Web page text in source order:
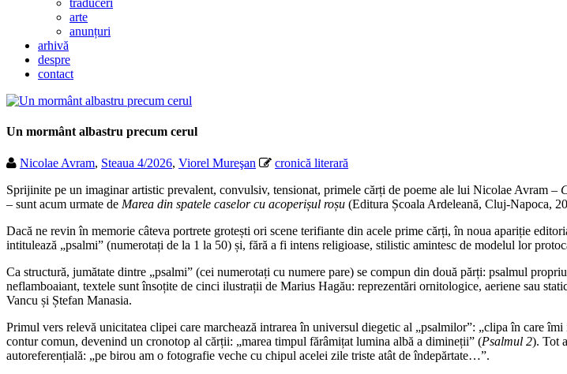
traduceri
arte
anunțuri
arhivă
despre
contact
Un mormânt albastru precum cerul
Nicolae Avram, Steaua 4/2026, Viorel Mureşan
cronică literară
Sprijinite pe un imaginar artistic prevalent, convulsiv, tensionat, primele cărți de poeme ale lui Nicolae Avram –
– sunt acum urmate de Marea din spatele caselor cu acoperișul roșu (Editura Școala Ardeleană, Cluj-Napoca,
Dacă ne revin în memorie câteva portrete grotești ori scene terifiante din acele prime cărți, în noua apariție
intitulează „psalmi” (numerotați de la 1 la 50) și, fără a fi intens religioase, stilistic amintesc de modelul lor
Ca structură, jumătate dintre „psalmi” (cei numerotați cu numere pare) se compun din două părți: psalmul
neflamboaiant, textele sunt însoțite de cinci ilustrații de Marius Hagău: reprezentări ornitologice, aeriene sau
Vancu și Ștefan Manasia.
Primul vers relevă unicitatea clipei care marchează intrarea în universul diegetic al „psalmilor”: „clipa în care
contur comun, devenind un cronotop al cărții: „marea timpul fărâmițat lumina albă a dimineții” (Psalmul 2). Tot
autoreferențială: „pe birou am o fotografie veche cu chipul acelei zile triste atât de îndepărtate…”.